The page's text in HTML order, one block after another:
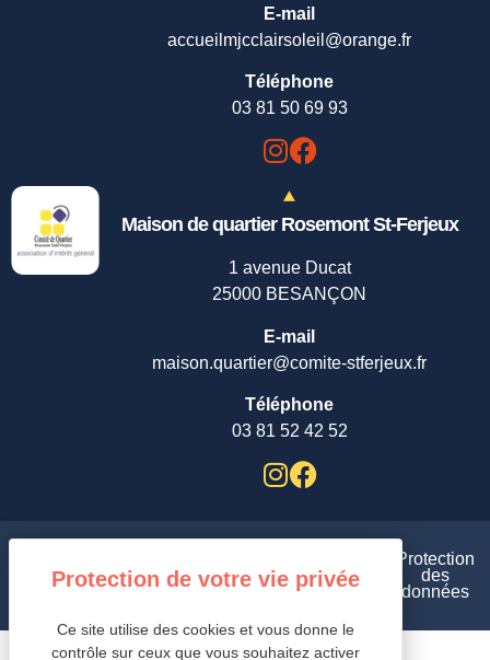
E-mail
accueilmjcclairsoleil@orange.fr
Téléphone
03 81 50 69 93
Maison de quartier Rosemont St-Ferjeux
1 avenue Ducat
25000 BESANÇON
E-mail
maison.quartier@comite-stferjeux.fr
Téléphone
03 81 52 42 52
accessibilité
/
de
site
Mentions
légales /Gestion des cookies /
Protection
des
données
Ce site utilise des cookies et vous donne le
contrôle sur ceux que vous souhaitez activer